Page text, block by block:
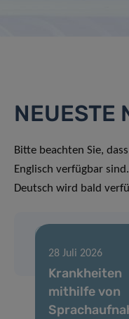
NEUESTE
Bitte beachten Sie,
Englisch verfügbar
Deutsch wird bald
28 Juli 2026
Krankheiten
mithilfe von